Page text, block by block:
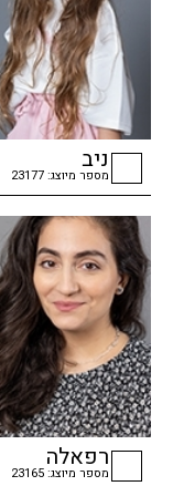
checkbox
ניב
מספר מיוצג: 23177
רפאלה
מספר מיוצג: 23165